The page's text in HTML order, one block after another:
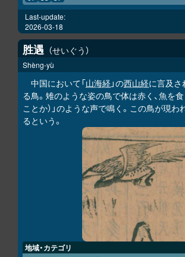
Last-update:
2026-03-18
胜遇 せいぐう
Shèng-yù
中国において「山海経 」の西山経に言及さ
る鳥。雉のような姿の鳥で体は赤く、魚を食
ことか）」のような声で鳴く。この鳥が現
るという。
地域・カテゴリ